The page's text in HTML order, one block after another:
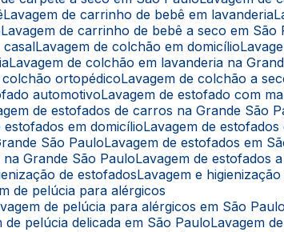
Lavagem de carrinho de bebê em lavanderia
Lavagem de carrinho de bebê a seco em São
casal Lavagem de colchão em domicílio
Lavagem de colchão em lavanderia na
colchão ortopédico Lavagem de colchão a
automotivo Lavagem de estofado com
de estofados de carros na Grande São
estofados em domicílio Lavagem de
São Paulo Lavagem de estofados em
na Grande São Paulo Lavagem de estofados
de estofados Lavagem e
de pelúcia para alérgicos
de pelúcia para alérgicos em São Paulo
de pelúcia delicada em São Paulo Lavagem